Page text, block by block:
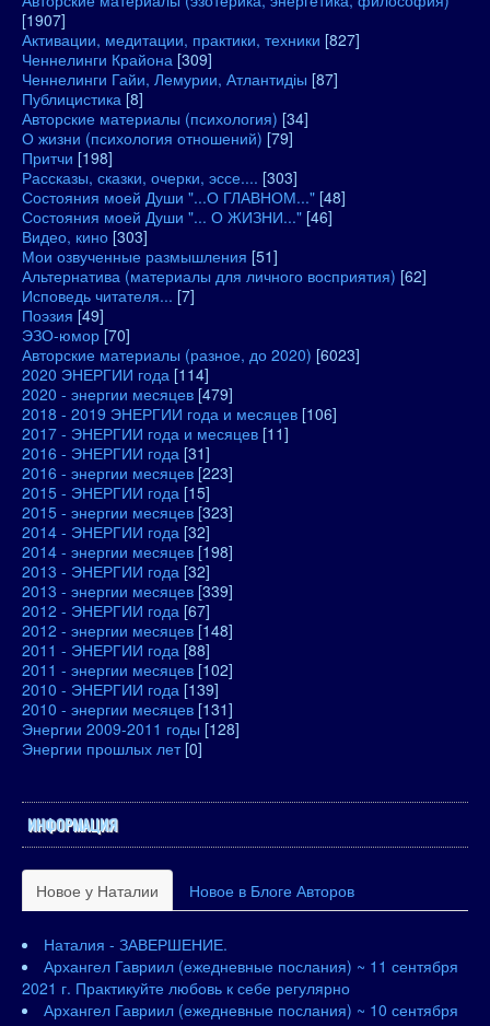
[1907]
Активации, медитации, практики, техники [827]
Ченнелинги Крайона [309]
Ченнелинги Гайи, Лемурии, Атлантидіы [87]
Публицистика [8]
Авторские материалы (психология) [34]
О жизни (психология отношений) [79]
Притчи [198]
Рассказы, сказки, очерки, эссе.... [303]
Состояния моей Души "...О ГЛАВНОМ..." [48]
Состояния моей Души "... О ЖИЗНИ..." [46]
Видео, кино [303]
Мои озвученные размышления [51]
Альтернатива (материалы для личного восприятия) [62]
Исповедь читателя... [7]
Поэзия [49]
ЭЗО-юмор [70]
Авторские материалы (разное, до 2020) [6023]
2020 ЭНЕРГИИ года [114]
2020 - энергии месяцев [479]
2018 - 2019 ЭНЕРГИИ года и месяцев [106]
2017 - ЭНЕРГИИ года и месяцев [11]
2016 - ЭНЕРГИИ года [31]
2016 - энергии месяцев [223]
2015 - ЭНЕРГИИ года [15]
2015 - энергии месяцев [323]
2014 - ЭНЕРГИИ года [32]
2014 - энергии месяцев [198]
2013 - ЭНЕРГИИ года [32]
2013 - энергии месяцев [339]
2012 - ЭНЕРГИИ года [67]
2012 - энергии месяцев [148]
2011 - ЭНЕРГИИ года [88]
2011 - энергии месяцев [102]
2010 - ЭНЕРГИИ года [139]
2010 - энергии месяцев [131]
Энергии 2009-2011 годы [128]
Энергии прошлых лет [0]
ИНФОРМАЦИЯ
Новое у Наталии Новое в Блоге Авторов
Наталия - ЗАВЕРШЕНИЕ.
Архангел Гавриил (ежедневные послания) ~ 11 сентября
2021 г. Практикуйте любовь к себе регулярно
Архангел Гавриил (ежедневные послания) ~ 10 сентября